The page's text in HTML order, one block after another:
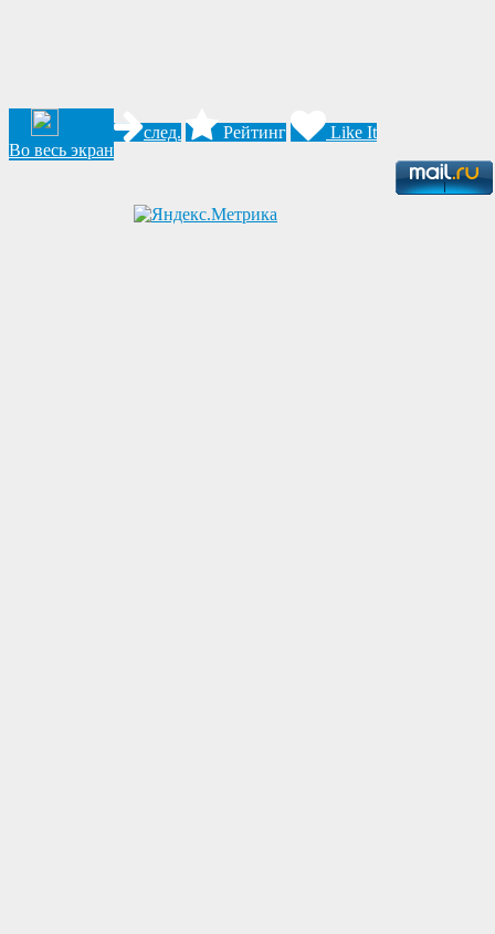
след. Рейтинг
Like It
Во весь экран